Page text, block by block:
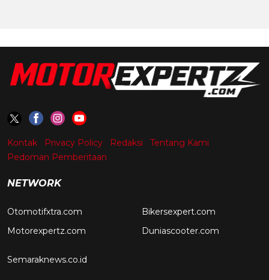
Kontak Privacy Policy Redaksi
Tentang Kami
Pedoman Pemberitaan
NETWORK
Otomotifxtra.com
Motorexpertz.com
Bikersexpert.com
Duniascooter.com
Semaraknews.co.id